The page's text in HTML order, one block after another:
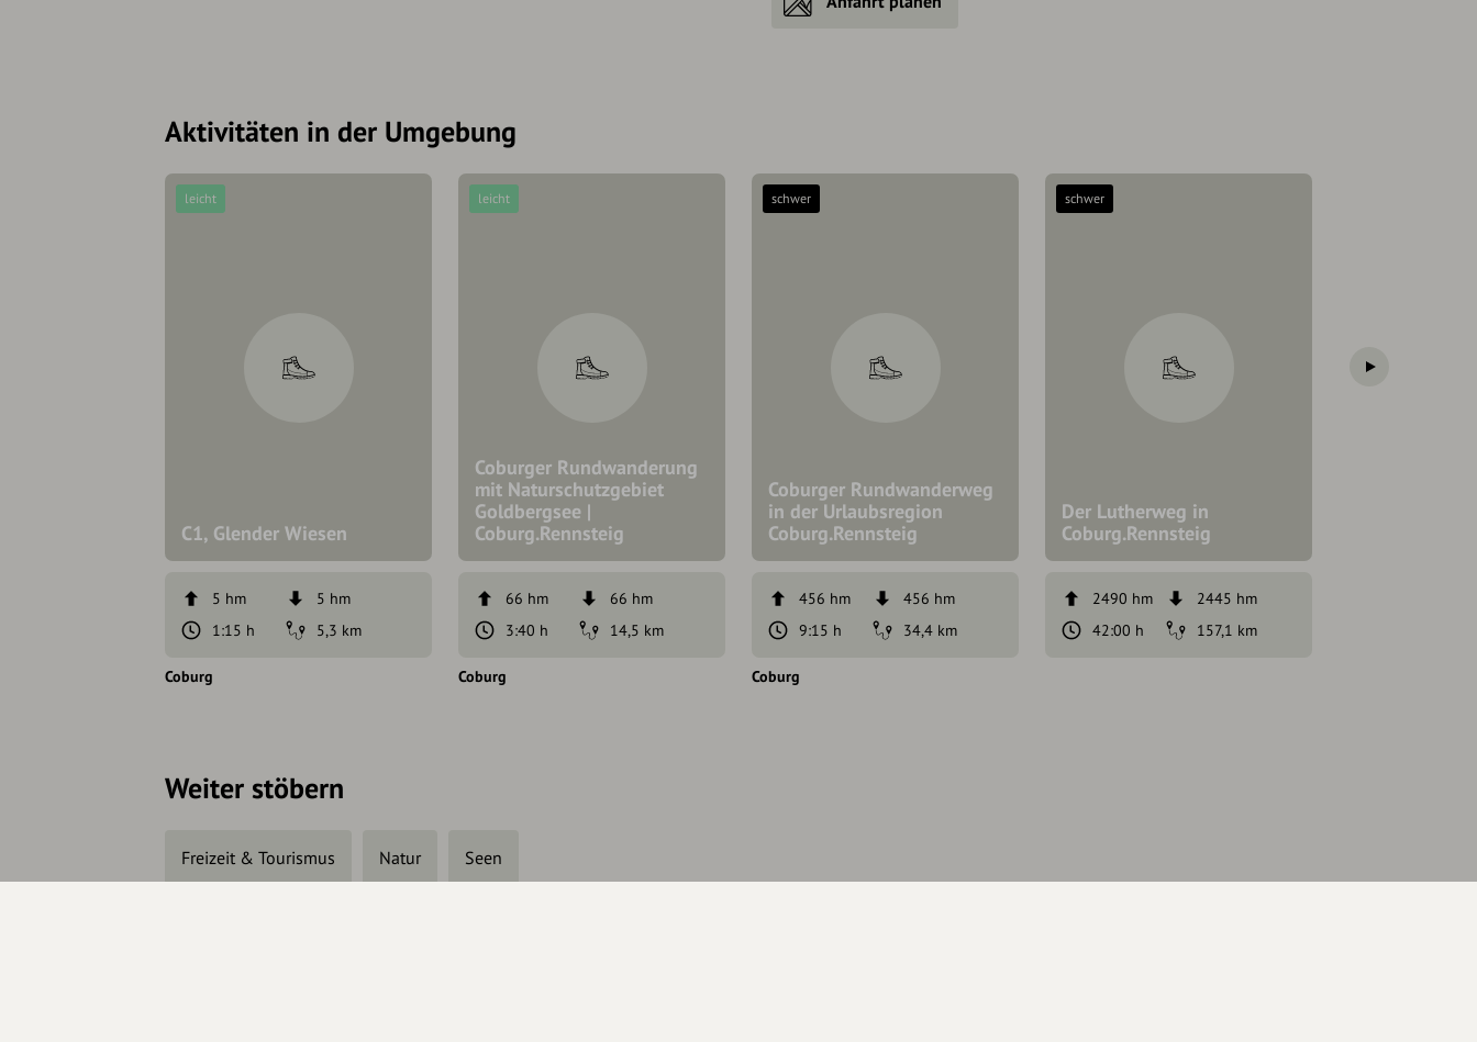
Aktivitäten in der Umgebung
C1, Glender Wiesen
leicht
5 hm
5 hm
1:15 h
5,3 km
Coburg
Coburger Rundwanderung
mit Naturschutzgebiet
Goldbergsee |
Coburg.Rennsteig
leicht
66 hm
66 hm
3:40 h
14,5 km
Coburg
Coburger Rundwanderweg
in der Urlaubsregion
Coburg.Rennsteig
schwer
456 hm
456 hm
9:15 h
34,4 km
Coburg
Der Lutherweg in
Coburg.Rennsteig
schwer
2490 hm
2445 hm
42:00 h
157,1 km
Weiter stöbern
Freizeit & Tourismus Natur Seen